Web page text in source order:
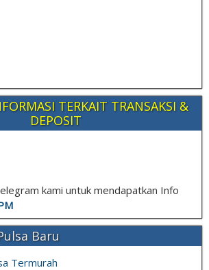
TERKAIT TRANSAKSI &
DEPOSIT
kami untuk mendapatkan Info
Baru
Termurah